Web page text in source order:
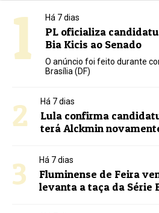
1 Há 7 dias
PL oficializa
Bia Kicis ao Senado
O anúncio foi feito durante
Brasília (DF)
2 Há 7 dias
Lula confirma
terá Alckmin
3 Há 7 dias
Fluminense de Feira
levanta a taça da Série